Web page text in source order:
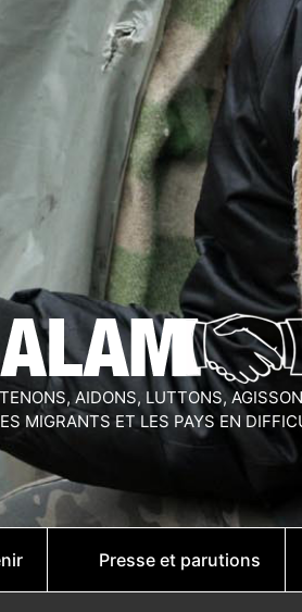
AIDONS, LUTTONS,
MIGRANTS ET LES PAYS EN
Presse et parutions